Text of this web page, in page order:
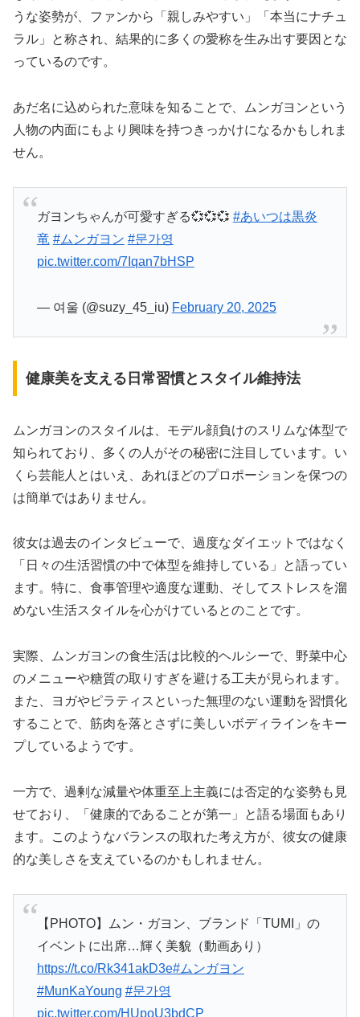
うな姿勢が、ファンから「親しみやすい」「本当にナチュ
ラル」と称され、結果的に多くの愛称を生み出す要因とな
っているのです。
あだ名に込められた意味を知ることで、ムンガヨンという
人物の内面にもより興味を持つきっかけになるかもしれま
せん。
ガヨンちゃんが可愛すぎる💞💞💞 #あいつは黒炎
竜 #ムンガヨン #문가영
pic.twitter.com/7Iqan7bHSP
— 여울 (@suzy_45_iu) February 20, 2025
健康美を支える日常習慣とスタイル維持法
ムンガヨンのスタイルは、モデル顔負けのスリムな体型で
知られており、多くの人がその秘密に注目しています。い
くら芸能人とはいえ、あれほどのプロポーションを保つの
は簡単ではありません。
彼女は過去のインタビューで、過度なダイエットではなく
「日々の生活習慣の中で体型を維持している」と語ってい
ます。特に、食事管理や適度な運動、そしてストレスを溜
めない生活スタイルを心がけているとのことです。
実際、ムンガヨンの食生活は比較的ヘルシーで、野菜中心
のメニューや糖質の取りすぎを避ける工夫が見られます。
また、ヨガやピラティスといった無理のない運動を習慣化
することで、筋肉を落とさずに美しいボディラインをキー
プしているようです。
一方で、過剰な減量や体重至上主義には否定的な姿勢も見
せており、「健康的であることが第一」と語る場面もあり
ます。このようなバランスの取れた考え方が、彼女の健康
的な美しさを支えているのかもしれません。
【PHOTO】ムン・ガヨン、ブランド「TUMI」の
イベントに出席…輝く美貌（動画あり）
https://t.co/Rk341akD3e#ムンガヨン
#MunKaYoung #문가영
pic.twitter.com/HUpoU3bdCP